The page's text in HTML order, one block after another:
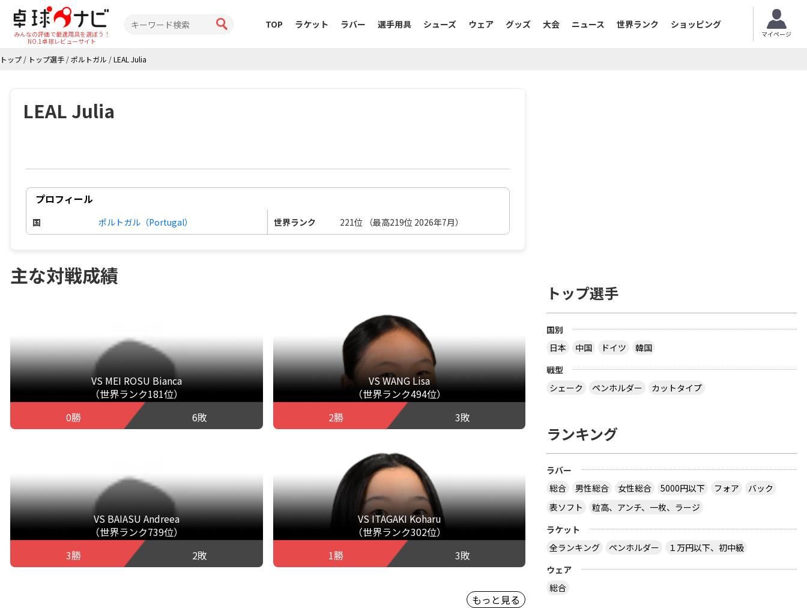
みんなの評価で最適用具を選ぼう！
NO.1卓球レビューサイト
TOP ラケット ラバー 選手用具 シューズ ウェア グッズ 大会 ニュース 世界ランク ショッピング
マイページ
トップ / トップ選手 /ポルトガル /LEAL Julia
LEAL Julia
プロフィール
国 ポルトガル（Portugal） 世界ランク 221位 （最高219位 2026年7月）
主な対戦成績
VS MEI ROSU Bianca
（世界ランク181位）
0勝
6敗
VS WANG Lisa
（世界ランク494位）
2勝
3敗
VS BAIASU Andreea
（世界ランク739位）
3勝
2敗
VS ITAGAKI Koharu
（世界ランク302位）
1勝
3敗
もっと見る
トップ選手
国別
日本
中国 ドイツ
韓国
戦型
シェーク
ペンホルダー カットタイプ
ランキング
ラバー
総合
男性総合 女性総合 5000円以下 フォア
バック
表ソフト
粒高、アンチ、一枚、ラージ
ラケット
全ランキング
ペンホルダー
１万円以下、初中級
ウェア
総合